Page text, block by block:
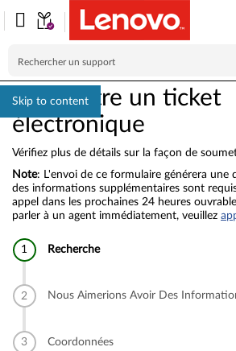
Skip to content
Soumettre un ticket
électronique
Vérifiez plus de détails sur la façon de
Note: L'envoi de ce formulaire générera une
des informations supplémentaires sont
appel dans les prochaines 24 heures
parler à un agent immédiatement, veuillez
Recherche
Nous Aimerions Avoir Des
Coordonnées